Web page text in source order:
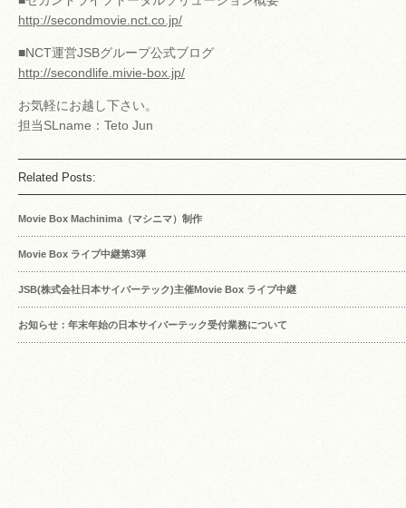
http://secondmovie.nct.co.jp/
■NCT運営JSBグループ公式ブログ
http://secondlife.mivie-box.jp/
お気軽にお越し下さい。
担当SLname：Teto Jun
Related Posts:
Movie Box Machinima（マシニマ）制作
Movie Box ライブ中継第3弾
JSB(株式会社日本サイバーテック)主催Movie Box ライブ中継
お知らせ：年末年始の日本サイバーテック受付業務について